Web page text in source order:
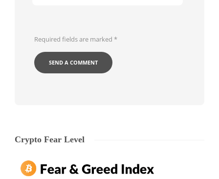
Required fields are marked *
Crypto Fear Level